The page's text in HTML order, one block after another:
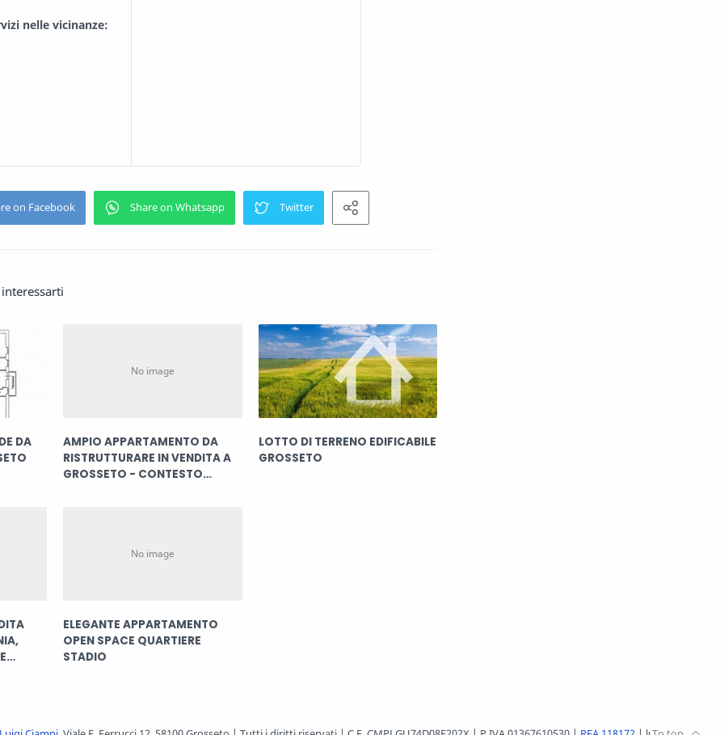
nelle vicinanze:
DA
AMPIO APPARTAMENTO DA
RISTRUTTURARE IN VENDITA A
GROSSETO - CONTESTO
LOTTO DI TERRENO EDIFICABILE
GROSSETO
ELEGANTE APPARTAMENTO
OPEN SPACE QUARTIERE
STADIO